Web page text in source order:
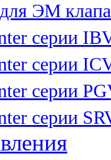
ЭМ
серии
серии
серии
серии